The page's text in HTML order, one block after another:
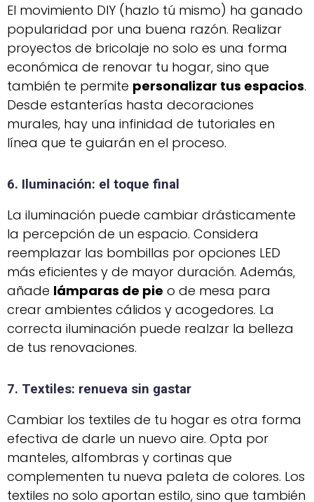
El movimiento DIY (hazlo tú mismo) ha ganado
popularidad por una buena razón. Realizar
proyectos de bricolaje no solo es una forma
económica de renovar tu hogar, sino que
también te permite personalizar tus espacios.
Desde estanterías hasta decoraciones
murales, hay una infinidad de tutoriales en
línea que te guiarán en el proceso.
6. Iluminación: el toque final
La iluminación puede cambiar drásticamente
la percepción de un espacio. Considera
reemplazar las bombillas por opciones LED
más eficientes y de mayor duración. Además,
añade lámparas de pie o de mesa para
crear ambientes cálidos y acogedores. La
correcta iluminación puede realzar la belleza
de tus renovaciones.
7. Textiles: renueva sin gastar
Cambiar los textiles de tu hogar es otra forma
efectiva de darle un nuevo aire. Opta por
manteles, alfombras y cortinas que
complementen tu nueva paleta de colores. Los
textiles no solo aportan estilo, sino que también